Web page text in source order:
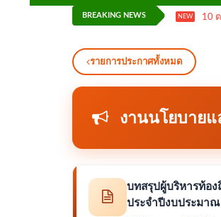
BREAKING NEWS NEW 10
รายการประกาศทั้งหมด
งานนโยบาย
บทสรุปผู้บริหารท้อ
ประจําปีงบประมา